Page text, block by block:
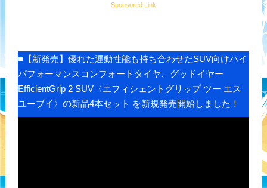
Sponsored Link
■【新発売】優れた運動性能も持ち合わせたSUV向けハイ
パフォーマンスコンフォートタイヤ、グッドイヤー
EfficientGrip 2 SUV〈エフィシェントグリップ ツー エス
ユーブイ〉の新品4本セット を新規発売開始しました！